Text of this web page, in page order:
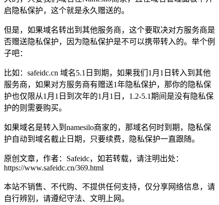
启隐私保护，这个就是永久赠送的。
但是，如果域名转出到其他服务商，这个要取决对方服务商是
否赠送隐私保护，因为隐私保护是不可以携带转入的。举个例
子吧：
比如：safeidc.cn 域名5.1日到期，如果我们1月1日转入到其他
服务商，如果对方服务商有赠送1年隐私保护，那你的隐私保
护也仅限从1月1日到次年的1月1日，1.2-5.1期间是没有隐私保
护的则需要购买。
如果域名是转入到namesilo商家的，那域名何时到期，隐私保
护自动到域名截止日期，只要续费，隐私保护一直跟随。
原创文章，作者：Safeidc，如若转载，请注明出处：
https://www.safeidc.cn/369.html
本站不销售、不代购、不提供任何支持，仅分享网络信息，请
自行辨别，请遵纪守法、文明上网。